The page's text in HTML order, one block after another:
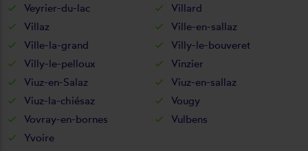
Veyrier-du-lac
Villard
Villaz
Ville-en-sallaz
Ville-la-grand
Villy-le-bouveret
Villy-le-pelloux
Vinzier
Viuz-en-Salaz
Viuz-en-sallaz
Viuz-la-chiésaz
Vougy
Vovray-en-bornes
Vulbens
Yvoire